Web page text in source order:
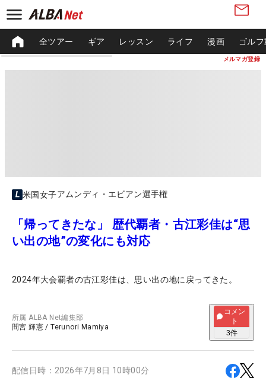
メルマガ登録
全ツアー ギア レッスン ライフ 漫画 ゴル
米国女子アムンディ・エビアン選手権
「帰ってきたな」 歴代覇者・古江彩佳は“思
い出の地”の変化にも対応
2024年大会覇者の古江彩佳は、思い出の地に戻ってきた。
所属ALBA Net編集部
間宮 輝憲 /Terunori Mamiya
コメン
ト
3件
配信日時： 2026年7月8日 10時00分